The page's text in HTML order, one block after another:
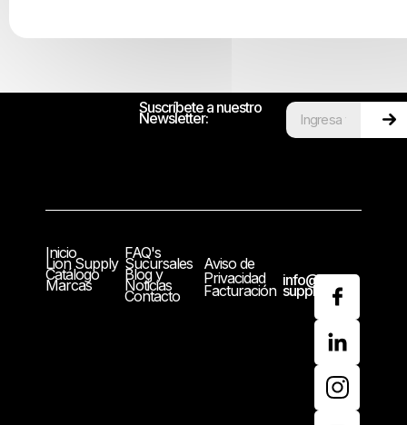
Suscríbete a nuestro
Newsletter:
Inicio
Lion Supply
Catálogo
Marcas
FAQ's
Sucursales
Blog y
Noticias
Contacto
Aviso de
Privacidad
Facturación
info@lion-
supply.com